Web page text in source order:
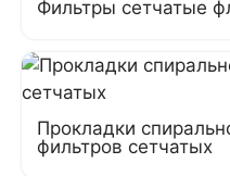
Фильтры сетчатые
Прокладки
фильтров сетчатых